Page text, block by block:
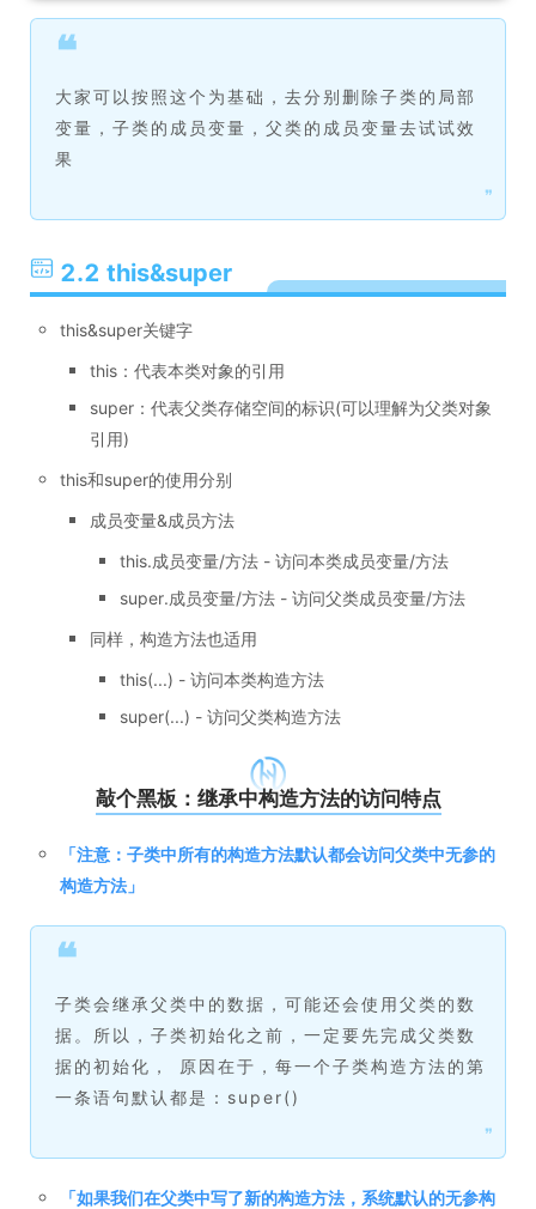
❝
大家可以按照这个为基础，去分别删除子类的局部
变量，子类的成员变量，父类的成员变量去试试效
果
❞
2.2 this&super
this&super关键字
this：代表本类对象的引用
super：代表父类存储空间的标识(可以理解为父类对象
引用)
this和super的使用分别
成员变量&成员方法
this.成员变量/方法 - 访问本类成员变量/方法
super.成员变量/方法 - 访问父类成员变量/方法
同样，构造方法也适用
this(...) - 访问本类构造方法
super(...) - 访问父类构造方法
敲个黑板：继承中构造方法的访问特点
「注意：子类中所有的构造方法默认都会访问父类中无参的
构造方法 」
❝
子类会继承父类中的数据，可能还会使用父类的数
据。所以，子类初始化之前，一定要先完成父类数
据的初始化， 原因在于，每一个子类构造方法的第
一条语句默认都是：super()
❞
「如果我们在父类中写了新的构造方法，系统默认的无参构